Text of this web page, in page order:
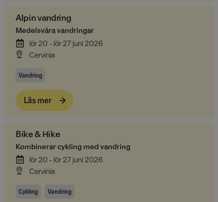
Alpin vandring
Medelsvåra vandringar
lör 20 - lör 27 juni 2026
Cervinia
Vandring
Läs mer
Bike & Hike
Kombinerar cykling med vandring
lör 20 - lör 27 juni 2026
Cervinia
Cykling Vandring